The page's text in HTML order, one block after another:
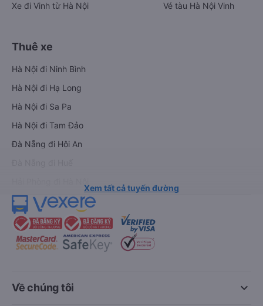
Xe đi Vinh từ Hà Nội
Vé tàu Hà Nội Vinh
Thuê xe
Hà Nội đi Ninh Bình
Hà Nội đi Hạ Long
Hà Nội đi Sa Pa
Hà Nội đi Tam Đảo
Đà Nẵng đi Hội An
Xem tất cả tuyến đường
keyboard_arrow_down
Về chúng tôi